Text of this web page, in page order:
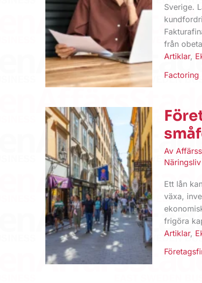
Sverige.
från
Artiklar,
Av
Näringsliv
Ett lån
växa,
frigöra
Artiklar,